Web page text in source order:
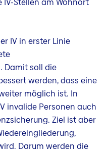
IV in erster Linie
Damit soll die
werden, dass eine
möglich ist. In
invalide Personen auch
Ziel ist aber
Darum werden die